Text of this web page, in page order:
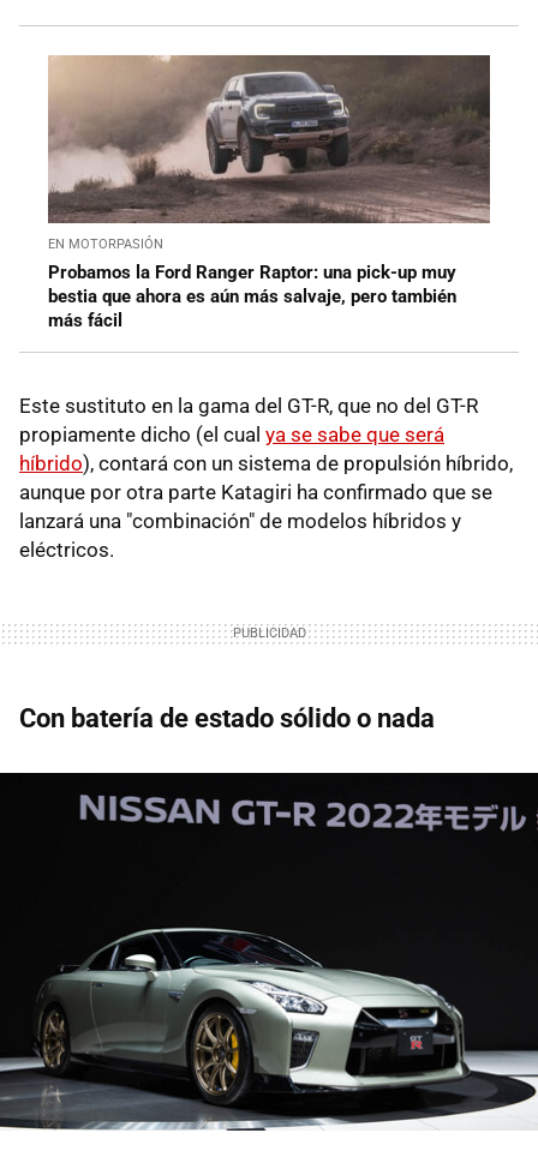
EN MOTORPASIÓN
Probamos la Ford Ranger Raptor: una pick-up muy
bestia que ahora es aún más salvaje, pero también
más fácil
Este sustituto en la gama del GT-R, que no del GT-R
propiamente dicho (el cual ya se sabe que será
híbrido), contará con un sistema de propulsión híbrido,
aunque por otra parte Katagiri ha confirmado que se
lanzará una "combinación" de modelos híbridos y
eléctricos.
Con batería de estado sólido o nada